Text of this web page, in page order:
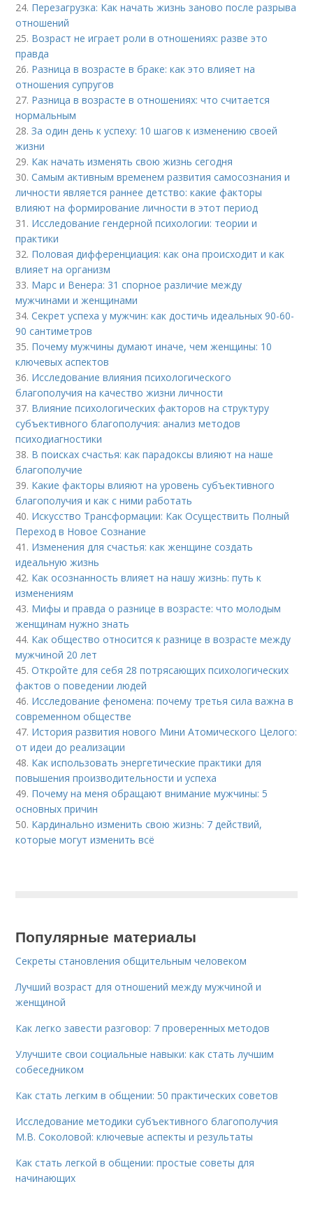
24. Перезагрузка: Как начать жизнь заново после разрыва
отношений
25. Возраст не играет роли в отношениях: разве это
правда
26. Разница в возрасте в браке: как это влияет на
отношения супругов
27. Разница в возрасте в отношениях: что считается
нормальным
28.За один день к успеху: 10 шагов к изменению своей
жизни
29. Как начать изменять свою жизнь сегодня
30.Самым активным временем развития самосознания и
личности является раннее детство: какие факторы
влияют на формирование личности в этот период
31. Исследование гендерной психологии: теории и
практики
32. Половая дифференциация: как она происходит и как
влияет на организм
33. Марс и Венера: 31 спорное различие между
мужчинами и женщинами
34.Секрет успеха у мужчин: как достичь идеальных 90-60-
90 сантиметров
35. Почему мужчины думают иначе, чем женщины: 10
ключевых аспектов
36. Исследование влияния психологического
благополучия на качество жизни личности
37. Влияние психологических факторов на структуру
субъективного благополучия: анализ методов
психодиагностики
38. В поисках счастья: как парадоксы влияют на наше
благополучие
39. Какие факторы влияют на уровень субъективного
благополучия и как с ними работать
40. Искусство Трансформации: Как Осуществить Полный
Переход в Новое Сознание
41. Изменения для счастья: как женщине создать
идеальную жизнь
42. Как осознанность влияет на нашу жизнь: путь к
изменениям
43. Мифы и правда о разнице в возрасте: что молодым
женщинам нужно знать
44. Как общество относится к разнице в возрасте между
мужчиной 20 лет
45.Откройте для себя 28 потрясающих психологических
фактов о поведении людей
46. Исследование феномена: почему третья сила важна в
современном обществе
47. История развития нового Мини Атомического Целого:
от идеи до реализации
48. Как использовать энергетические практики для
повышения производительности и успеха
49. Почему на меня обращают внимание мужчины: 5
основных причин
50. Кардинально изменить свою жизнь: 7 действий,
которые могут изменить всё
Популярные материалы
Секреты становления общительным человеком
Лучший возраст для отношений между мужчиной и
женщиной
Как легко завести разговор: 7 проверенных методов
Улучшите свои социальные навыки: как стать лучшим
собеседником
Как стать легким в общении: 50 практических советов
Исследование методики субъективного благополучия
М.В. Соколовой: ключевые аспекты и результаты
Как стать легкой в общении: простые советы для
начинающих